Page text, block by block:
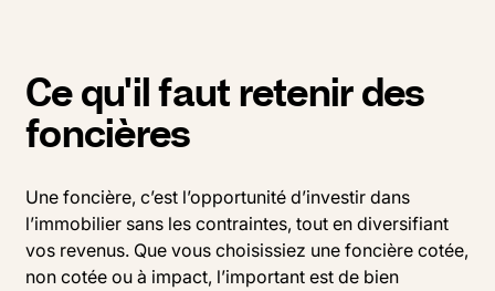
Ce qu'il faut retenir des
foncières
Une foncière, c’est l’opportunité d’investir dans
l’immobilier sans les contraintes, tout en diversifiant
vos revenus. Que vous choisissiez une foncière cotée,
non cotée ou à impact, l’important est de bien